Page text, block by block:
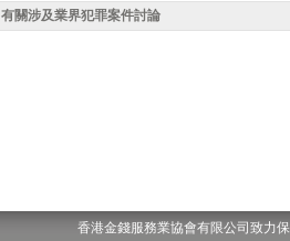
有關涉及業界犯罪案件討論
香港金錢服務業協會有限公司致力